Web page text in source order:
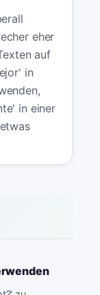
eher
auf
in
in einer